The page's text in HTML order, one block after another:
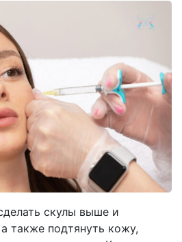
скулы выше и
также подтянуть кожу,